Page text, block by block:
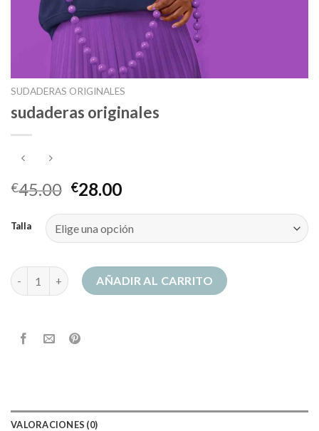
SUDADERAS ORIGINALES
sudaderas originales
€45.00 €28.00
Talla
sudaderas originales cantidadAÑADIR AL CARRITO
VALORACIONES (0)